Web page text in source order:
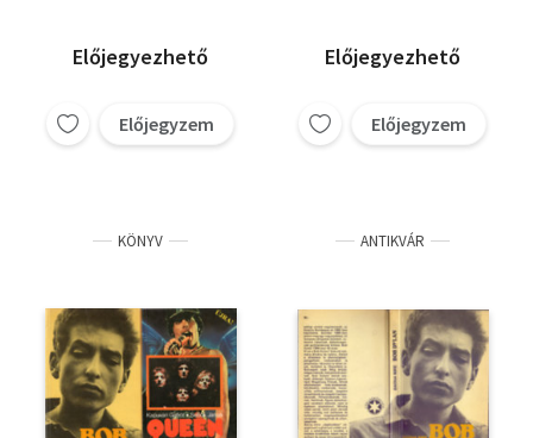
Előjegyezhető
Előjegyzem
Előjegyezhető
Előjegyzem
KÖNYV ANTIKVÁR